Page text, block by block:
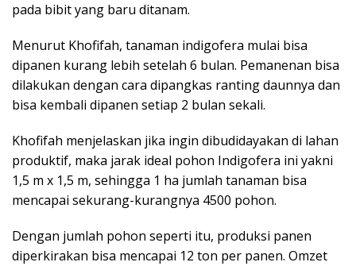
pada bibit yang baru ditanam.
Menurut Khofifah, tanaman indigofera mulai bisa
dipanen kurang lebih setelah 6 bulan. Pemanenan bisa
dilakukan dengan cara dipangkas ranting daunnya dan
bisa kembali dipanen setiap 2 bulan sekali.
Khofifah menjelaskan jika ingin dibudidayakan di lahan
produktif, maka jarak ideal pohon Indigofera ini yakni
1,5 m x 1,5 m, sehingga 1 ha jumlah tanaman bisa
mencapai sekurang-kurangnya 4500 pohon.
Dengan jumlah pohon seperti itu, produksi panen
diperkirakan bisa mencapai 12 ton per panen. Omzet